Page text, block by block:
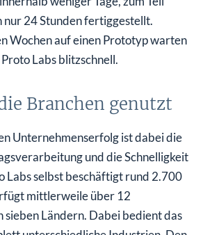
nur 24 Stunden fertiggestellt.
Wochen auf einen Prototyp warten
Labs blitzschnell.
Branchen genutzt
Unternehmenserfolg ist dabei die
und die Schnelligkeit
Labs selbst beschäftigt rund 2.700
mittlerweile über 12
sieben Ländern. Dabei bedient das